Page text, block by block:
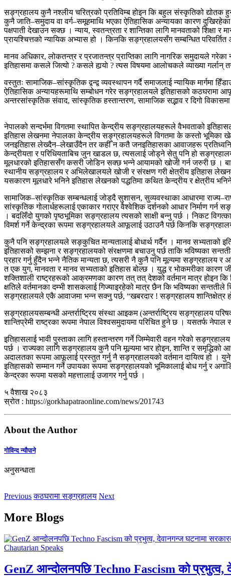
सङ्ग्रहालय कुनै नश्लीय चरित्रको प्रतिविम्ब होइन कि बहुल संस्कृतिको द्योतक
कुनै जाति–समुदाय वा वर्ग–समूहमाथि भएका ऐतिहासिक अन्यायका कारण
पक्षपाती देखाउन सक्छ । न्याय, स्वतन्त्रता र शान्तिका लागि मानवताको शिक्षा
प्रायश्चित्तको न्यायिक अभ्यास हो । किनकि सङ्ग्रहालयसँग सम्बन्धित
मानव अधिकार, लोकतन्त्र र प्रजातन्त्र प्राप्तिका लागि नागरिक समुदायले
इतिहासमा कसले जित्यो ? कसले हार्‍याे ? त्यस विषयमा आलोचकले व्याख्या गर्लान्
वस्तुतः सामाजिक–सांस्कृतिक द्वन्द्व व्यवस्थापन गर्दै समाजलाई न्यायिक मार्गमा
ऐतिहासिक अन्यायहरूमाथि सम्बोधन गरेर सङ्ग्रहालयले इतिहासको
अन्तरसांस्कृतिक संवाद, सांस्कृतिक हस्तान्तरण, सामाजिक सद्भाव र दिगो
नेपालको सन्दर्भमा विगतमा स्थापित केन्द्रीय सङ्ग्रहालयहरूले वैभवताको
इतिहास लेखनमा नेपालका केन्द्रीय सङ्ग्रहालयहरूले विगतमा के कस्तो भूमिका
जनइतिहास लेख्दैन–लेखाउँदैन तर कहीँ न कतै जनइतिहासका आवाजहरू
केन्द्रीयता र परिधियताबिच जुन खाडल छ, त्यसलाई जोड्ने सेतु पनि हो
मूलधारको इतिहाससँग कसरी जोडिन सक्छ भन्ने आयामको खोजी गर्न जरुरी छ ।
स्थानीय सङ्ग्रहालय र अभिलेखालयले खोजी र संरक्षण गरी क्षेत्रीय इतिहास
यसकारण मूलधारे भनिने इतिहास लेखनको पद्धतिमा कथित केन्द्रीय र क्षेत्रीय
सामाजिक–सांस्कृतिक सम्बन्धलाई जोड्दै सुशासन, सुव्यवस्थाका आधारमा
सांस्कृतिक गोलार्धहरूलाई एकाकार गराएर वैश्वेशिक दर्शनको आधार निर्माण
। बदलिँदो युगको पृष्ठभूमिका सङ्ग्रहालय त्यसको साक्षी बन्नु पर्छ । निकट
विमर्श गर्ने केन्द्रका रूपमा सङ्ग्रहालयले आफूलाई उठाउनै पर्छ किनकि
कुनै पनि सङ्ग्रहालयले सङ्कुचित मान्यतालाई बोधार्थ गर्दैन । मानव सभ्यताको
इतिहासको सम्झना र सङ्ग्रहालयको संरक्षणमा बचाउनु पर्छ ताकि भविष्यका
प्रहार गर्नु हुँदैन भन्ने नैतिक मान्यता छ, त्यसरी नै कुनै पनि मूल्यमा
त एक युग, मानवता र मानव सभ्यताको इतिहास बोल्छ । युद्ध र भोकमरीका
शक्तिशाली राष्ट्रहरूको आक्रमणका कारण तत् तत् देशको वर्तमान मात्र होइन कि
क्षतिले वर्तमानका दम्भी शासकलाई गिज्याइरहेको मात्र छैन कि भविष्यका
सङ्ग्रहालयले एकै आवाजमा भन्न सक्नु पर्छ, “खबरदार ! सङ्ग्रहालय शान्तिक्षेत्र
सङ्ग्रहालयसम्बन्धी अन्तर्राष्ट्रिय संस्था आइकम (अन्तर्राष्ट्रिय सङ्ग्रहालय
शान्तिप्रेमी राष्ट्रका रूपमा नेपाल विश्वसमुदायमा परिचित हुने छ । यसतर्फ
इतिहासलाई भावी पुस्ताका लागि हस्तान्तरण गर्ने जिम्मेवारी वहन गरेको
पर्छ । राज्यका लागि सङ्ग्रहालय कुनै पनि मूल्यमा भार होइन, शान्ति र
अदालतका रूपमा आफूलाई प्रस्तुत गर्नु नै सङ्ग्रहालयको वर्तमान दायित्व हो ।
इतिहासको सम्मान गर्ने उपायका रूपमा सङ्ग्रहालयको भूमिकालाई बोध गर्नु र
केन्द्रका रूपमा यसको महत्तालाई उजागर गर्नु पर्छ ।
५ वैशाख २०८३
स्रोत : https://gorkhapatraonline.com/news/201743
About the Author
गोविन्द न्यौपाने
अनुसन्धाता
Previous कठघरामा सङ्ग्रहालय Next
More Blogs
Chautarian Speaks
GenZ आन्दोलनपछि Techno Fascism को प्रभुत्व,